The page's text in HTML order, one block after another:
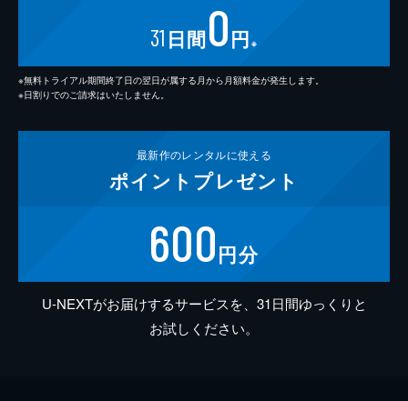
31 日間0円 ※
※無料トライアル期間終了日の翌日が属する月から月額料金が発生します。
※日割りでのご請求はいたしません。
最新作のレンタルに使える
ポイント プレゼント
600円分
U-NEXTがお届けするサービスを、31日間ゆっくりと
お試しください。